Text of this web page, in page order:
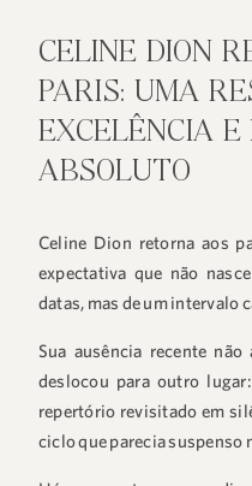
CELINE DION
PARIS: UMA
EXCELÊNCIA E
ABSOLUTO
Celine Dion retorna aos
expectativa que não
datas, mas de um intervalo
Sua ausência recente
deslocou para outro
repertório revisitado em
ciclo que parecia suspenso